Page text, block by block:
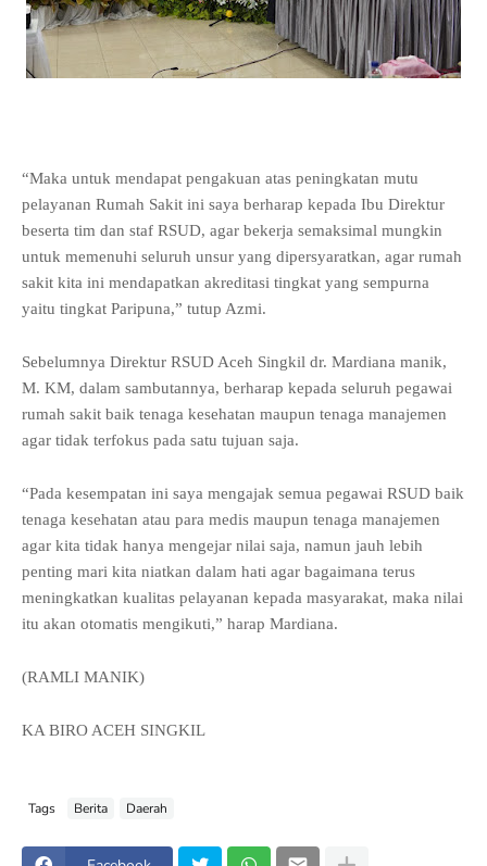
“Maka untuk mendapat pengakuan atas peningkatan mutu
pelayanan Rumah Sakit ini saya berharap kepada Ibu Direktur
beserta tim dan staf RSUD, agar bekerja semaksimal mungkin
untuk memenuhi seluruh unsur yang dipersyaratkan, agar rumah
sakit kita ini mendapatkan akreditasi tingkat yang sempurna
yaitu tingkat Paripuna,” tutup Azmi.
Sebelumnya Direktur RSUD Aceh Singkil dr. Mardiana manik,
M. KM, dalam sambutannya, berharap kepada seluruh pegawai
rumah sakit baik tenaga kesehatan maupun tenaga manajemen
agar tidak terfokus pada satu tujuan saja.
“Pada kesempatan ini saya mengajak semua pegawai RSUD baik
tenaga kesehatan atau para medis maupun tenaga manajemen
agar kita tidak hanya mengejar nilai saja, namun jauh lebih
penting mari kita niatkan dalam hati agar bagaimana terus
meningkatkan kualitas pelayanan kepada masyarakat, maka nilai
itu akan otomatis mengikuti,” harap Mardiana.
(RAMLI MANIK)
KA BIRO ACEH SINGKIL
Tags Berita Daerah